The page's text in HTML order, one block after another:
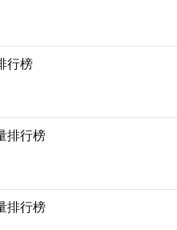
行榜
排行榜
排行榜